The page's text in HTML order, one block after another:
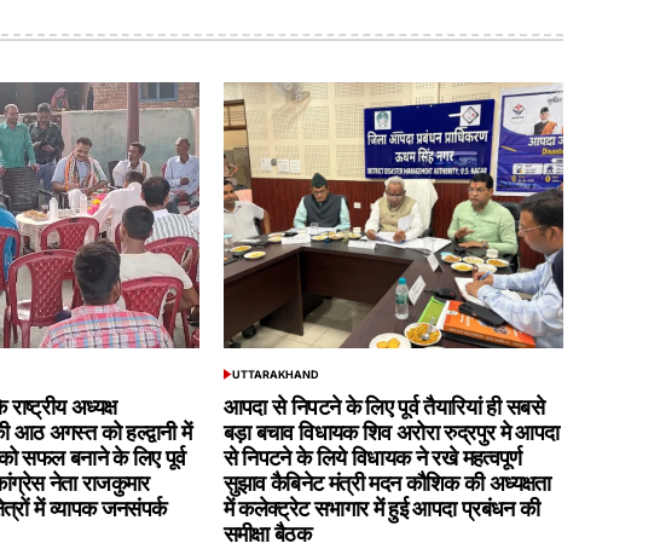
अध्यक्ष
आठ अगस्त को हल्द्वानी में
सफल बनाने के लिए पूर्व
नेता राजकुमार
में व्यापक जनसंपर्क
POSTED
UTTARAKHAND
आपदा से निपटने के लिए पूर्व तैयारियां ही सबसे
बड़ा बचाव विधायक शिव अरोरा रुद्रपुर मे आपदा
से निपटने के लिये विधायक ने रखे महत्वपूर्ण
सुझाव कैबिनेट मंत्री मदन कौशिक की अध्यक्षता
में कलेक्ट्रेट सभागार में हुई आपदा प्रबंधन की
समीक्षा बैठक